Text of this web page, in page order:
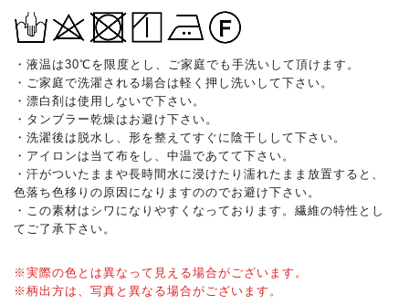
・液温は30℃を限度とし、ご家庭でも手洗いして頂けます。
・ご家庭で洗濯される場合は軽く押し洗いして下さい。
・漂白剤は使用しないで下さい。
・タンブラー乾燥はお避け下さい。
・洗濯後は脱水し、形を整えてすぐに陰干しして下さい。
・アイロンは当て布をし、中温であてて下さい。
・汗がついたままや長時間水に浸けたり濡れたまま放置すると、
色落ち色移りの原因になりますののでお避け下さい。
・この素材はシワになりやすくなっております。繊維の特性とし
てご了承下さい。
※実際の色とは異なって見える場合がございます。
※柄出方は、写真と異なる場合がございます。